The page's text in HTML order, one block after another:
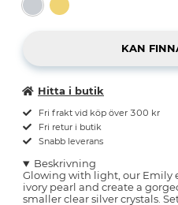
Hitta i butik
Fri frakt vid köp över 300 kr
Fri retur i butik
Snabb leverans
Beskrivning
Glowing with light, our Emily
ivory pearl and create a
smaller clear silver crystals.